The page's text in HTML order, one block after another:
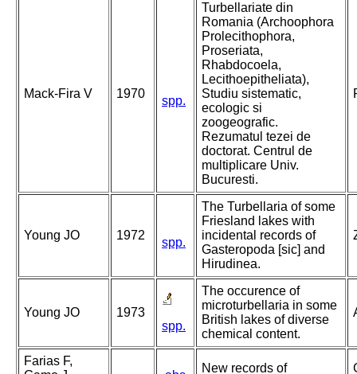
Mack-Fira V 1970
spp.
Turbellariate din
Romania (Archoophora
Prolecithophora,
Proseriata,
Rhabdocoela,
Lecithoepitheliata),
Studiu sistematic,
ecologic si
zoogeografic.
Rezumatul tezei de
doctorat. Centrul de
multiplicare Univ.
Bucuresti.
Young JO 1972
spp.
The Turbellaria of some
Friesland lakes with
incidental records of
Gasteropoda [sic] and
Hirudinea.
Young JO
1973
spp.
The occurence of
microturbellaria in some
British lakes of diverse
chemical content.
Farias F,
New records of